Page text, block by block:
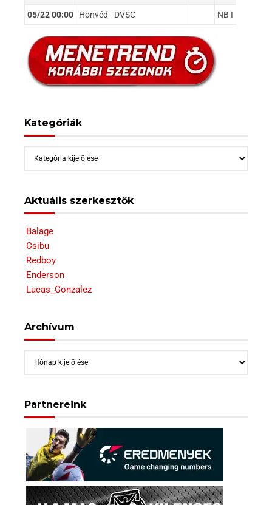
05/22 00:00 Honvéd - DVSC NB I
Kategóriák
Kategóriák
Aktuális szerkesztők
Balage
Csibu
Redboy
Enderson
Lucas_Gonzalez
Archívum
Archívum
Partnereink